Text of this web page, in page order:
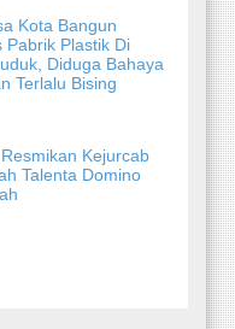
Kota Bangun
Pabrik Plastik Di
Diduga Bahaya
Terlalu Bising
Kejurcab
Talenta Domino